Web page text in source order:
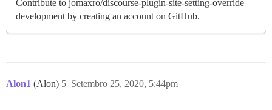
Contribute to jomaxro/discourse-plugin-site-setting-override
development by creating an account on GitHub.
Alon1 (Alon) Setembro 25, 2020, 5:44pm
5